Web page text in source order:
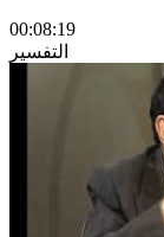
00:08:19
التفسير